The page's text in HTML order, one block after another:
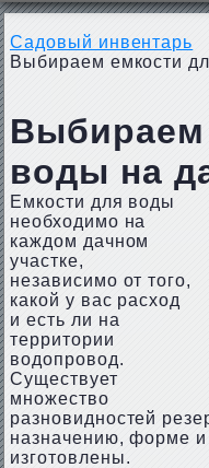
Садовый инвентарь
Выбираем емкости
Выбираем
воды на
Емкости для воды
необходимо на
каждом дачном
участке,
независимо от того,
какой у вас расход
и есть ли на
территории
водопровод.
Существует
множество
разновидностей
назначению, форме и
изготовлены.